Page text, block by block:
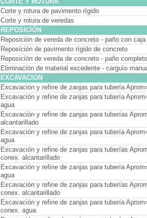
Corte y rotura de pavimento rígido
Corte y rotura de veredas
REPOSICIÓN
Reposición de vereda de concreto - paño con caja
Reposición de pavimento rígido de concreto
Reposición de vereda de concreto - paño completo
Eliminación de material excedente - carguío
EXCAVACION
Excavación y refine de zanjas para tubería
Excavación y refine de zanjas para tubería
agua
Excavación y refine de zanjas para tuberías
alcantarillado
Excavación y refine de zanjas para tubería
agua
Excavación y refine de zanjas para tuberías
conex. alcantarillado
Excavación y refine de zanjas para tubería
agua
Excavación y refine de zanjas para tuberías
conex. alcantarillado
Excavación y refine de zanjas para tubería
conex. agua